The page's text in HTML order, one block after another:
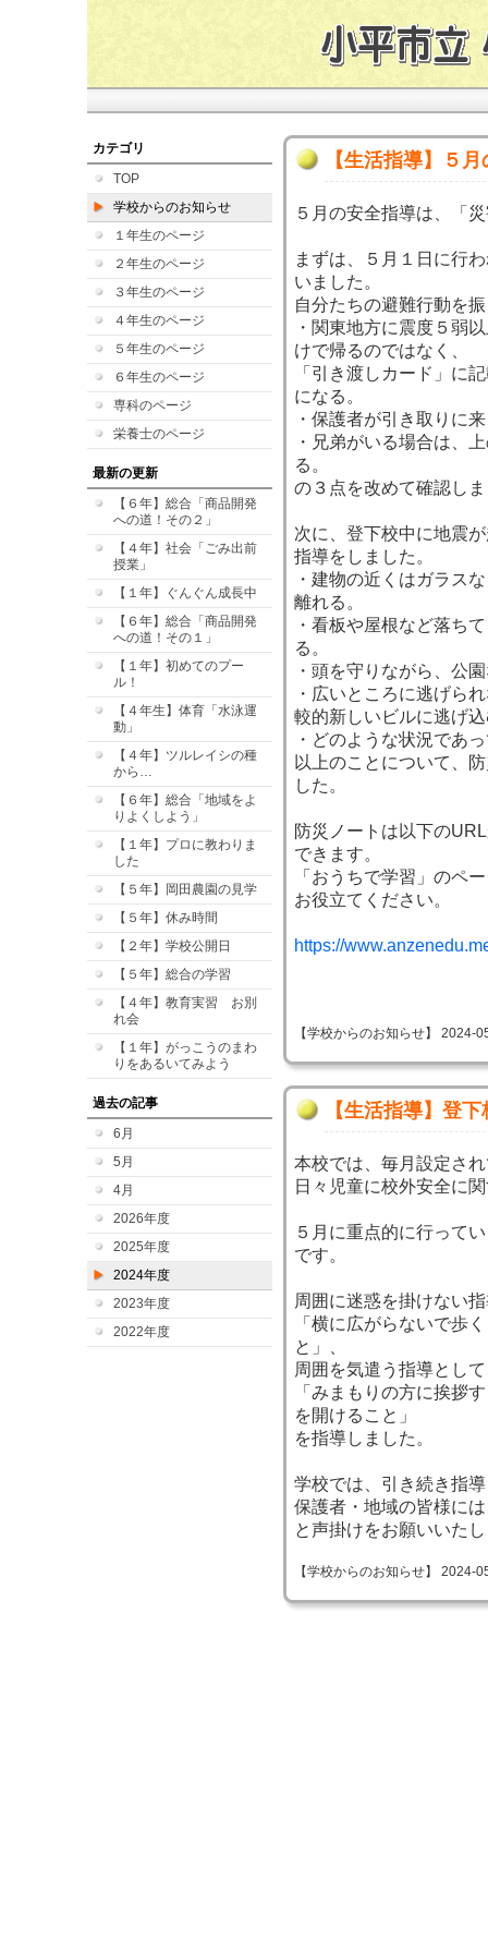
カテゴリ
TOP
学校からのお知らせ
１年生のページ
２年生のページ
３年生のページ
４年生のページ
５年生のページ
６年生のページ
専科のページ
栄養士のページ
最新の更新
【６年】総合「商品開発
への道！その２」
【４年】社会「ごみ出前
授業」
【１年】ぐんぐん成長中
【６年】総合「商品開発
への道！その１」
【１年】初めてのプー
ル！
【４年生】体育「水泳運
動」
【４年】ツルレイシの種
から…
【６年】総合「地域をよ
りよくしよう」
【１年】プロに教わりま
した
【５年】岡田農園の見学
【５年】休み時間
【２年】学校公開日
【５年】総合の学習
【４年】教育実習 お別
れ会
【１年】がっこうのまわ
りをあるいてみよう
過去の記事
6月
5月
4月
2026年度
2025年度
2024年度
2023年度
2022年度
【生活指導】５
５月の安全指導は、「
まずは、５月１日に行
いました。
自分たちの避難行動を
・関東地方に震度５弱
けで帰るのではなく、
「引き渡しカード」に
になる。
・保護者が引き取りに
・兄弟がいる場合は、
る。
の３点を改めて確認し
次に、登下校中に地震
指導をしました。
・建物の近くはガラス
離れる。
・看板や屋根など落ち
る。
・頭を守りながら、公
・広いところに逃げら
較的新しいビルに逃げ
・どのような状況であ
以上のことについて、
した。
防災ノートは以下の
できます。
「おうちで学習」のペ
お役立てください。
https://
【学校からのお知らせ】 2024-
【生活指導】登
本校では、毎月設定さ
日々児童に校外安全に
５月に重点的に行って
です。
周囲に迷惑を掛けない
「横に広がらないで歩
と」、
周囲を気遣う指導とし
「みまもりの方に挨拶
を開けること」
を指導しました。
学校では、引き続き指
保護者・地域の皆様に
と声掛けをお願いいた
【学校からのお知らせ】 2024-